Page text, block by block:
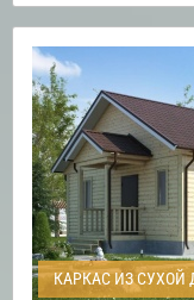
КАРКАС ИЗ СУХОЙ